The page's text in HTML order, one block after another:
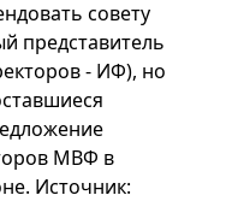
совету
представитель
- ИФ), но
МВФ в
Источник: